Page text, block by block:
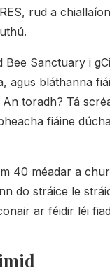
rud a
Bee Sanctuary i
agus bláthanna
toradh? Tá
fiáine
40 méadar a
do stráice le
ar féidir léi